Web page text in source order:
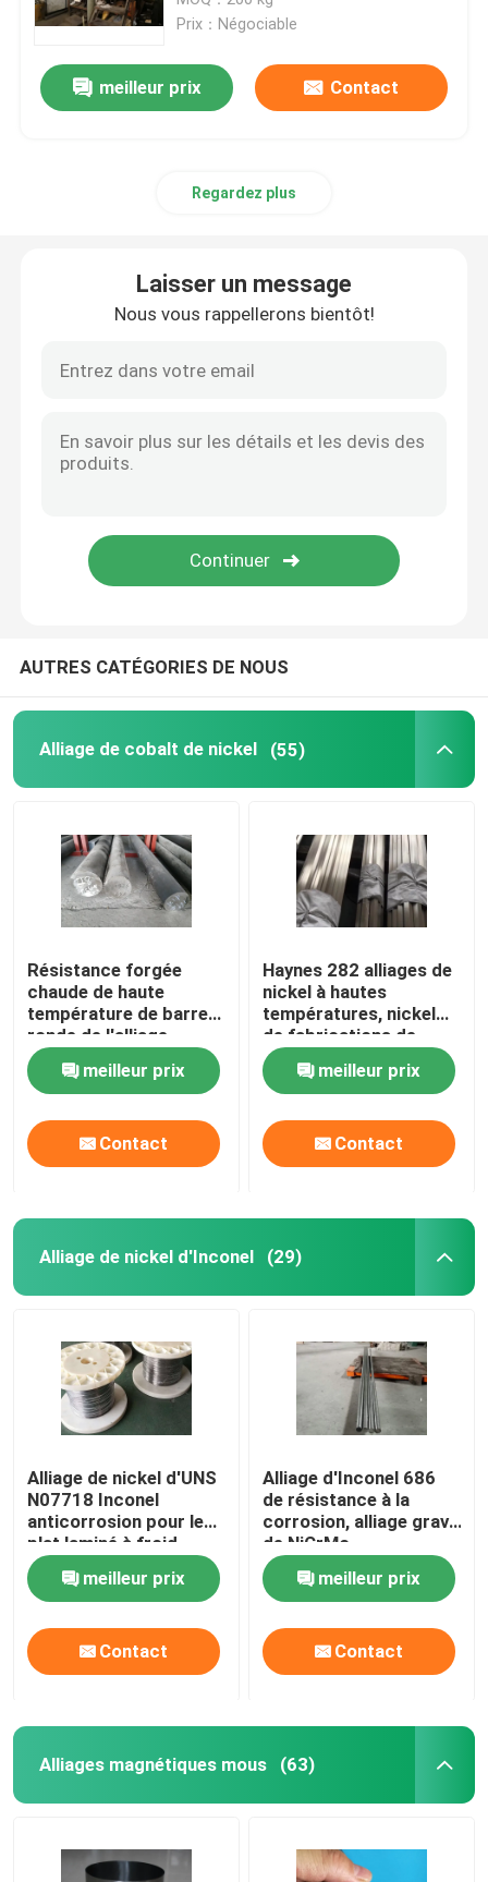
Alliages magnétiques mous
Alliage de Hastelloy
Alliage d'Incoloy
Alliage de Nimonic
Alliages de Nitronic
Alliage à un aimant permanent
Prix：Négociable
meilleur prix Contact
Regardez plus
Laisser un message
Nous vous rappellerons bientôt!
AUTRES CATÉGORIES DE NOUS
Alliage de cobalt de nickel (55)
Résistance forgée
chaude de haute
température de barre
ronde de l'alliage
GH4169 de cobalt de
nickel meilleur prix
Contact
Haynes 282 alliages de
nickel à hautes
températures, nickel
de fabrications de
feuille a basé des
alliagesmeilleur prix
Contact
Alliage de nickel d'Inconel (29)
Alliage de nickel d'UNS
N07718 Inconel
anticorrosion pour le
plat laminé à froid
meilleur prix
Contact
Alliage d'Inconel 686
de résistance à la
corrosion, alliage grave
de NiCrMo
d'environnements
meilleur prix
Contact
Alliages magnétiques mous (63)